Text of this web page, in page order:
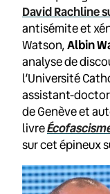
David Rachline
antisémite et
Watson,Albin
analyse de
l’Université
assistant-
de Genève et
livre
sur cet épineux